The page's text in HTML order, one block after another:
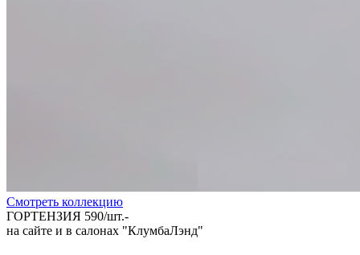
Cмотреть коллекцию
ГОРТЕНЗИЯ 590/шт.-
на сайте и в салонах "КлумбаЛэнд"